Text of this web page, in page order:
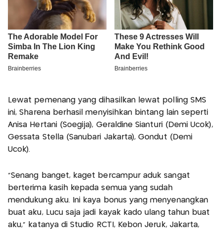
Lewat pemenang yang dihasilkan lewat polling SMS
ini, Sharena berhasil menyisihkan bintang lain seperti
Anisa Hertani (Soegija), Geraldine Sianturi (Demi Ucok),
Gessata Stella (Sanubari Jakarta), Gondut (Demi
Ucok).
"Senang banget, kaget bercampur aduk sangat
berterima kasih kepada semua yang sudah
mendukung aku. Ini kaya bonus yang menyenangkan
buat aku, Lucu saja jadi kayak kado ulang tahun buat
aku," katanya di Studio RCTI, Kebon Jeruk, Jakarta,